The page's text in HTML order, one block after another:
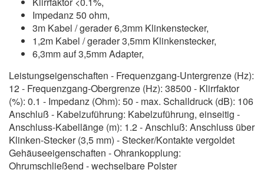
Impedanz 50 ohm,
3m Kabel / gerader 6,3mm Klinkenstecker,
1,2m Kabel / gerader 3,5mm Klinkenstecker,
6,3mm auf 3,5mm Adapter,
Leistungseigenschaften - Frequenzgang-Untergrenze (Hz):
12 - Frequenzgang-Obergrenze (Hz): 38500 - Klirrfaktor
(%): 0.1 - Impedanz (Ohm): 50 - max. Schalldruck (dB): 106
Anschluß - Kabelzuführung: Kabelzuführung, einseitig -
Anschluss-Kabellänge (m): 1.2 - Anschluß: Anschluss über
Klinken-Stecker (3,5 mm) - Stecker/Kontakte vergoldet
Gehäuseeigenschaften - Ohrankopplung:
Ohrumschließend - wechselbare Polster